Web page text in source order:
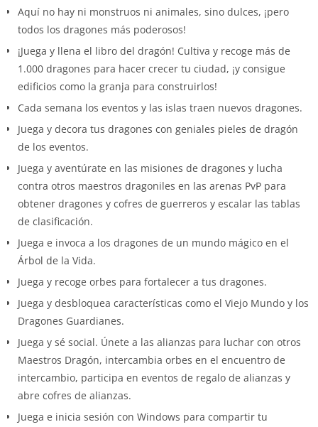
Aquí no hay ni monstruos ni animales, sino dulces, ¡pero
todos los dragones más poderosos!
¡Juega y llena el libro del dragón! Cultiva y recoge más de
1.000 dragones para hacer crecer tu ciudad, ¡y consigue
edificios como la granja para construirlos!
Cada semana los eventos y las islas traen nuevos dragones.
Juega y decora tus dragones con geniales pieles de dragón
de los eventos.
Juega y aventúrate en las misiones de dragones y lucha
contra otros maestros dragoniles en las arenas PvP para
obtener dragones y cofres de guerreros y escalar las tablas
de clasificación.
Juega e invoca a los dragones de un mundo mágico en el
Árbol de la Vida.
Juega y recoge orbes para fortalecer a tus dragones.
Juega y desbloquea características como el Viejo Mundo y los
Dragones Guardianes.
Juega y sé social. Únete a las alianzas para luchar con otros
Maestros Dragón, intercambia orbes en el encuentro de
intercambio, participa en eventos de regalo de alianzas y
abre cofres de alianzas.
Juega e inicia sesión con Windows para compartir tu